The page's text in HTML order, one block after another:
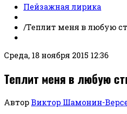
Пейзажная лирика
/Теплит меня в любую
Среда, 18 ноября 2015 12:36
Теплит меня в любую
АвторВиктор Шамонин-